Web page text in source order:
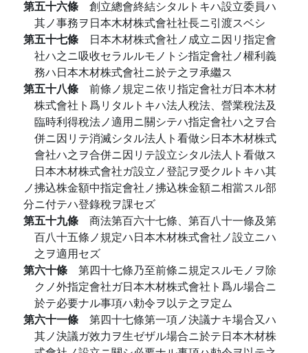
第五十六條 創立總會終結シタルトキハ設立委員ハ
其ノ事務ヲ日本木材株式會社社長ニ引渡スベシ
第五十七條 日本木材株式會社ノ成立ニ因リ指定會
社ハ之ニ吸收セラルルモノトシ指定會社ノ權利義
務ハ日本木材株式會社ニ於テ之ヲ承繼ス
第五十八條 前條ノ規定ニ依リ指定會社ガ日本木材
株式會社ト爲リタルトキハ法人稅法、營業稅法及
臨時利得稅法ノ適用ニ關シテハ指定會社ハ之ヲ合
併ニ因リテ消滅シタル法人ト看做シ日本木材株式
會社ハ之ヲ合併ニ因リテ設立シタル法人ト看做ス
日本木材株式會社ガ設立ノ登記ヲ受クルトキハ其
ノ拂込株金額中指定會社ノ拂込株金額ニ相當スル部
分ニ付テハ登錄稅ヲ課セズ
第五十九條 商法第百六十七條、第百八十一條及第
百八十五條ノ規定ハ日本木材株式會社ノ設立ニハ
之ヲ適用セズ
第六十條 第四十七條乃至前條ニ規定スルモノヲ除
クノ外指定會社ガ日本木材株式會社ト爲ル場合ニ
於テ必要ナル事項ハ勅令ヲ以テ之ヲ定ム
第六十一條 第四十七條第一項ノ決議ナキ場合又ハ
其ノ決議ガ效力ヲ生ゼザル場合ニ於テ日本木材株